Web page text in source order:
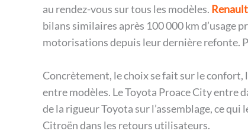
au rendez-vous sur tous les modèles.
bilans similaires après 100 000 km d’usage
motorisations depuis leur dernière refonte.
Concrètement, le choix se fait sur le
entre modèles. Le Toyota Proace City entre
de la rigueur Toyota sur l’assemblage, ce
Citroën dans les retours utilisateurs.